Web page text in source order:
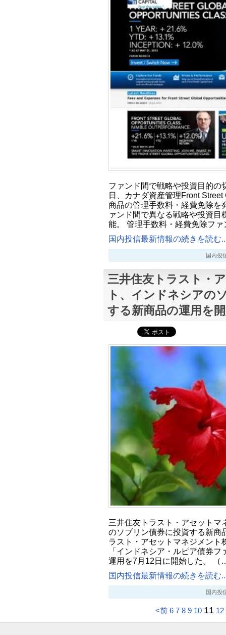
ファンド間で戦略や投資目的の
日、カナダ資産管理Front
商品の管理手数料・経費免除を
ァンド間で異なる戦略や投資目
能。 管理手数料・経費免除フ
国内投信最新情報の続きを読む
国内投
三井住友トラスト・
ト、インドネシアの
する新商品の運用を
三井住友トラスト・アセットマ
のソブリン債券に投資する新商
ラスト・アセットマネジメント
「インドネシア・ルピア債券
運用を7月12日に開始した。 （
国内投信最新情報の続きを読む
国内投
<前 6 7 8 9 10 11 12